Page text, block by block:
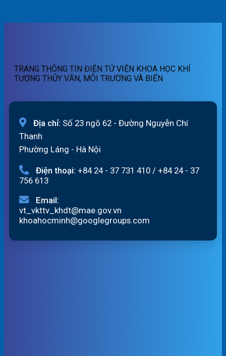
06/8/2026
01h
lũ
05/08/2026
cảnh
ngày
05/08/2026
TRANG THÔNG TIN ĐIỆN TỬ VIỆN KHOA HỌC KHÍ
TƯỢNG THỦY VĂN, MÔI TRƯỜNG VÀ BIỂN
Địa chỉ: Số 23 ngõ 62 - Đường Nguyễn Chí
Thanh
Phường Láng - Hà Nội
Điện thoại: +84 24 - 37 731 410 / +84 24 - 37
756 613
Email:
vt_vkttv_khdt@mae.gov.vn
khoahocminh@googlegroups.com